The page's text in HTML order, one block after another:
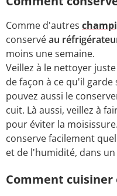
Comme d'autres
conservéau
moins une semaine.
Veillez à le nettoyer
de façon à ce qu'il garde
pouvez aussi le
cuit. Là aussi, veillez à
pour éviter la
conserve facilement
et de l'humidité, dans
Comment